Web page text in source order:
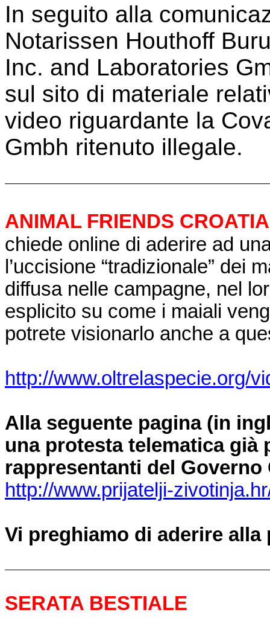
In seguito alla
Notarissen Houthoff
Inc. and Laboratories
sul sito di materiale
video riguardante la
Gmbh ritenuto illegale.
ANIMAL FRIENDS CROATIA
chiede online di aderire ad
l’uccisione “tradizionale” dei
diffusa nelle campagne, nel
esplicito su come i maiali
potrete visionarlo anche a
http://www.oltrelaspecie.org/
Alla seguente pagina (in
una protesta telematica già
rappresentanti del Governo
http://www.prijatelji-
Vi preghiamo di aderire alla
SERATA BESTIALE